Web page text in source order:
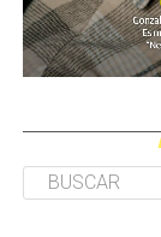
Ambas
estrategias de
tullides, claro,
Atravesar
traumáticas,
humanes